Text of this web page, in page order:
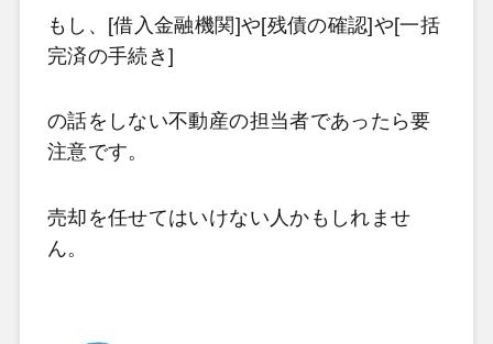
もし、[借入金融機関]や[残債の確認]や[一括
完済の手続き]
の話をしない不動産の担当者であったら要
注意です。
売却を任せてはいけない人かもしれませ
ん。